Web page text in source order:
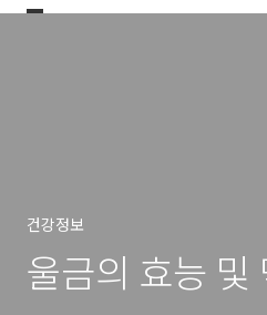
건강정보
울금의 효능 및